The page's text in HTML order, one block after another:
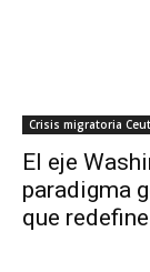
Crisis migratoria
El eje
paradigma
que